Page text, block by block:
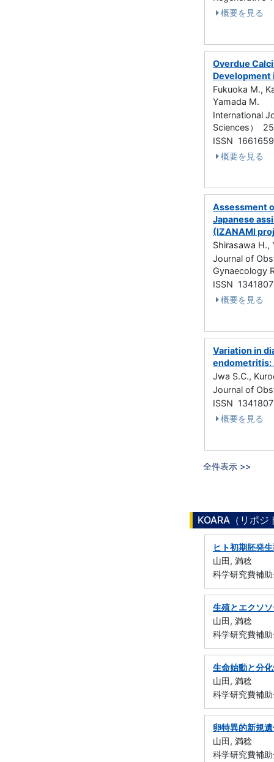
概要を見る
Overdue
Development
Fukuoka M.,
Yamada M.
International
Sciences）
ISSN
概要を見る
Assessment
Japanese
(IZANAMI
Shirasawa H.,
Journal of
Gynaecology
ISSN
概要を見る
Variation in
endometritis:
Jwa S.C.,
Journal of
ISSN
概要を見る
全件表示 >>
KOARA（リポ
ヒト初期胚発
山田, 満稔
科学研究費補
生殖とエクソ
山田, 満稔
科学研究費補
生命始動と分
山田, 満稔
科学研究費補
卵特異的新規
山田, 満稔
科学研究費補